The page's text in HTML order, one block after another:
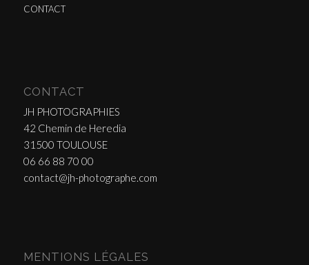
CONTACT
CONTACT
JH PHOTOGRAPHIES
42 Chemin de Heredia
31500 TOULOUSE
06 66 88 70 00
contact@jh-photographe.com
MENTIONS LÉGALES